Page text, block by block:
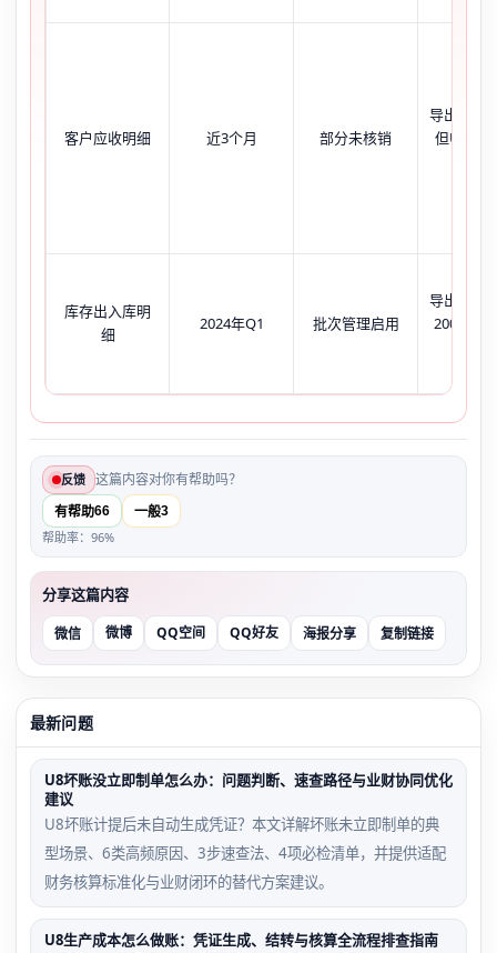
客户应收明细 近3个月 部分未核销
导出结果
但U8界
库存出入库明
细
2024年Q1 批次管理启用
导出文件
200MB，
反馈 这篇内容对你有帮助吗？
有帮助66 一般3
帮助率：96%
分享这篇内容
微信 微博 QQ空间 QQ好友 海报分享 复制链接
最新问题
U8坏账没立即制单怎么办：问题判断、速查路径与业财协同优化
建议
U8坏账计提后未自动生成凭证？本文详解坏账未立即制单的典
型场景、6类高频原因、3步速查法、4项必检清单，并提供适配
财务核算标准化与业财闭环的替代方案建议。
U8生产成本怎么做账：凭证生成、结转与核算全流程排查指南